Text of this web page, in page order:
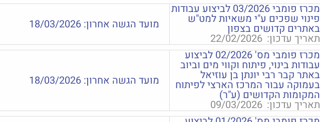
מכרז פומבי 03/2026 לביצוע עבודות
פינוי שפכים ע"י משאיות למט"ש
באתרים קדושים בצפון
תאריך עדכון: 22/02/2026
מועד הגשה אחרון: 18/03/2026
מכרז פומבי מס' 02/2026 לביצוע
עבודות בינוי, פיתוח וקווי מים וביוב
באתר קבר רבי יונתן בן עוזיאל
בעמוקה עבור המרכז הארצי לפיתוח
המקומות הקדושים (ע"ר)
תאריך עדכון: 09/03/2026
מועד הגשה אחרון: 18/03/2026